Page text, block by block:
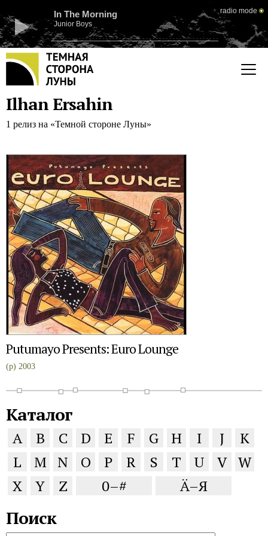
In The Morning
Junior Boys
radio mode
Ilhan Ersahin
1 релиз на «Темной стороне Луны»
Putumayo Presents: Euro Lounge
(p) 2003
Каталог
A B C D E F G H I J
K
L
M N O P R S T U V W
X
Y Z 0–# Ä–Я
Поиск